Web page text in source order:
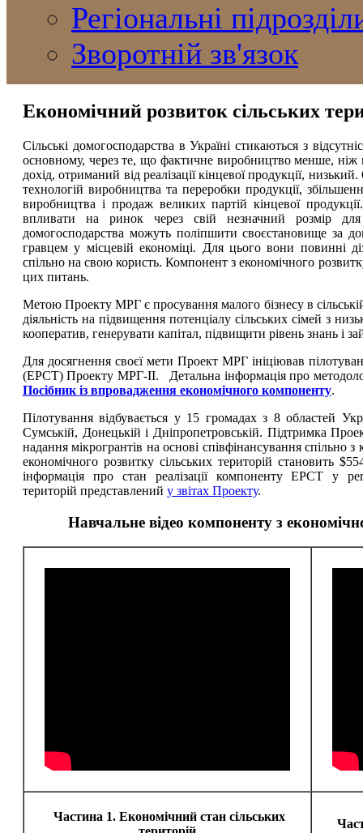
Регіональні
Зворотній зв'язок
Економічний розвиток сільських
Сільські домогосподарства в Україні стикаються з
основному, через те, що фактичне виробництво менше, ніж
дохід, отриманий від реалізації кінцевої продукції,
технологій виробництва та переробки продукції,
виробництва і продаж великих партій кінцевої
впливати на ринок через свій незначний розмір для
домогосподарства можуть поліпшити своєстановище за
гравцем у місцевій економіці. Для цього вони повинні
спільно на свою користь. Компонент з економічного
цих питань.
Метою Проекту МРГ є просування малого бізнесу в
діяльність на підвищення потенціалу сільських сімей з
кооператив, генерувати капітал, підвищити рівень знань і
Для досягнення своєї мети Проект МРГ ініціював
(ЕРСТ) Проекту МРГ-ІІ. Детальна інформація про
Посібник із впровадження економічного компоненту.
Пілотування відбувається у 15 громадах з 8 областей
Сумській, Донецькій і Дніпропетровській. Підтримка
надання мікрогрантів на основі співфінансування
економічного розвитку сільських територій становить
інформація про стан реалізації компоненту ЕРСТ у
територій представлений у звітах Проекту.
Навчальне відео компоненту з
Частина 1. Економічний стан сільських